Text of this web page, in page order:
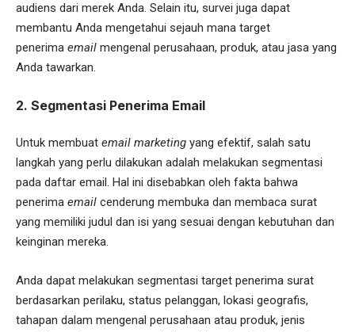
audiens dari merek Anda. Selain itu, survei juga dapat
membantu Anda mengetahui sejauh mana target
penerima email mengenal perusahaan, produk, atau jasa yang
Anda tawarkan.
2. Segmentasi Penerima Email
Untuk membuat email marketing yang efektif, salah satu
langkah yang perlu dilakukan adalah melakukan segmentasi
pada daftar email. Hal ini disebabkan oleh fakta bahwa
penerima email cenderung membuka dan membaca surat
yang memiliki judul dan isi yang sesuai dengan kebutuhan dan
keinginan mereka.
Anda dapat melakukan segmentasi target penerima surat
berdasarkan perilaku, status pelanggan, lokasi geografis,
tahapan dalam mengenal perusahaan atau produk, jenis